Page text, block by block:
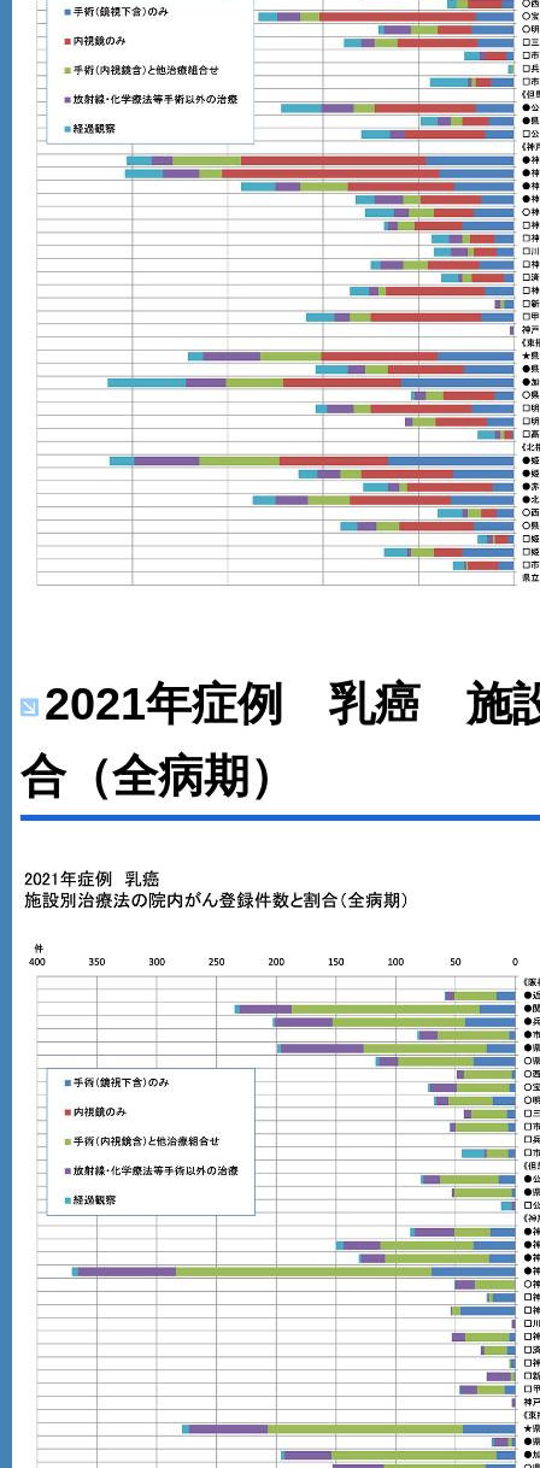
2021年症例 乳癌 施
合（全病期）